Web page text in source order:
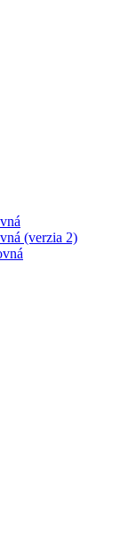
(verzia 2)